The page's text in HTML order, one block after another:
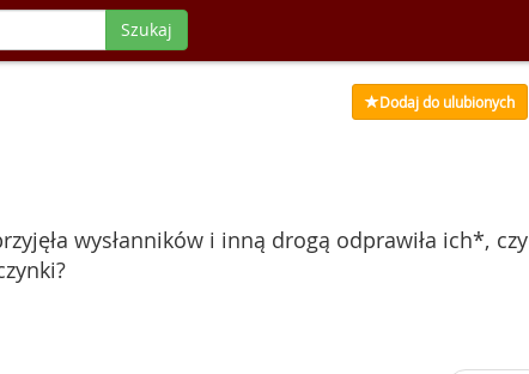
Szukaj
Dodaj do ulubionych
wysłanników i inną drogą odprawiła ich*, czy